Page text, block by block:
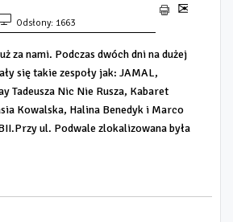
Odsłony: 1663
za nami. Podczas dwóch dni na dużej
się takie zespoły jak: JAMAL,
Tadeusza Nic Nie Rusza, Kabaret
Kowalska, Halina Benedyk i Marco
ul. Podwale zlokalizowana była